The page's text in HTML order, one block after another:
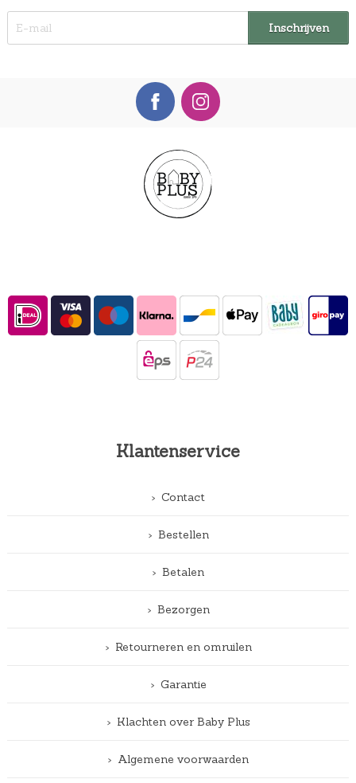
Klantenservice
Contact
Bestellen
Betalen
Bezorgen
Retourneren en omruilen
Garantie
Klachten over Baby Plus
Algemene voorwaarden